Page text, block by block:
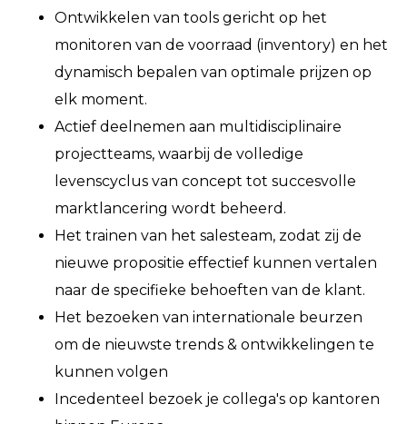
Ontwikkelen van tools gericht op het
monitoren van de voorraad (inventory) en het
dynamisch bepalen van optimale prijzen op
elk moment.
Actief deelnemen aan multidisciplinaire
projectteams, waarbij de volledige
levenscyclus van concept tot succesvolle
marktlancering wordt beheerd.
Het trainen van het salesteam, zodat zij de
nieuwe propositie effectief kunnen vertalen
naar de specifieke behoeften van de klant.
Het bezoeken van internationale beurzen
om de nieuwste trends & ontwikkelingen te
kunnen volgen
Incedenteel bezoek je collega's op kantoren